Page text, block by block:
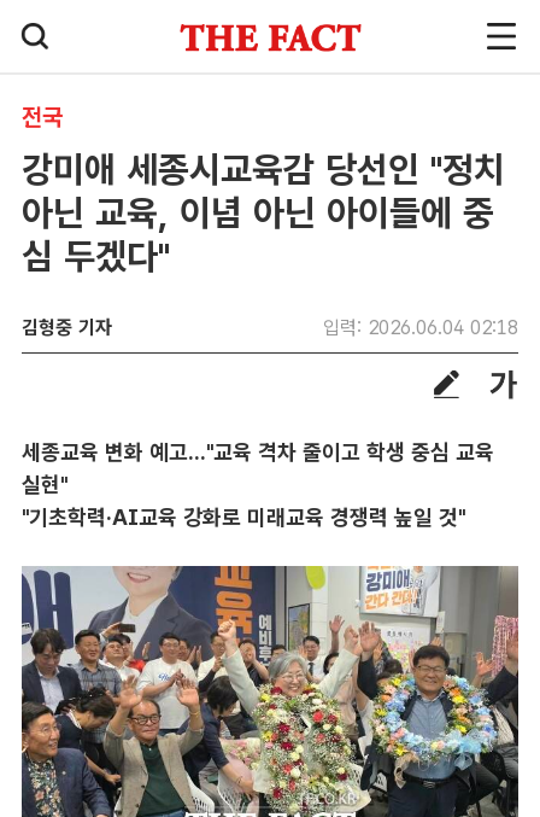
전국
강미애 세종시교육감 당선인 "정치
아닌 교육, 이념 아닌 아이들에 중
심 두겠다"
김형중 기자 입력: 2026.06.04 02:18
세종교육 변화 예고..."교육 격차 줄이고 학생 중심 교육
실현"
"기초학력·AI교육 강화로 미래교육 경쟁력 높일 것"